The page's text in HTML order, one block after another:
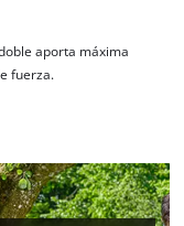
aporta máxima
fuerza.